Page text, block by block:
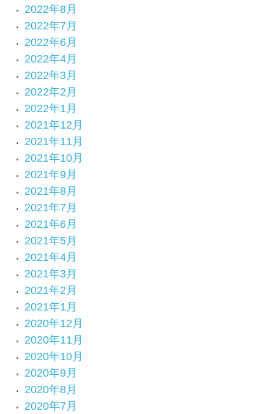
2022年8月
2022年7月
2022年6月
2022年4月
2022年3月
2022年2月
2022年1月
2021年12月
2021年11月
2021年10月
2021年9月
2021年8月
2021年7月
2021年6月
2021年5月
2021年4月
2021年3月
2021年2月
2021年1月
2020年12月
2020年11月
2020年10月
2020年9月
2020年8月
2020年7月